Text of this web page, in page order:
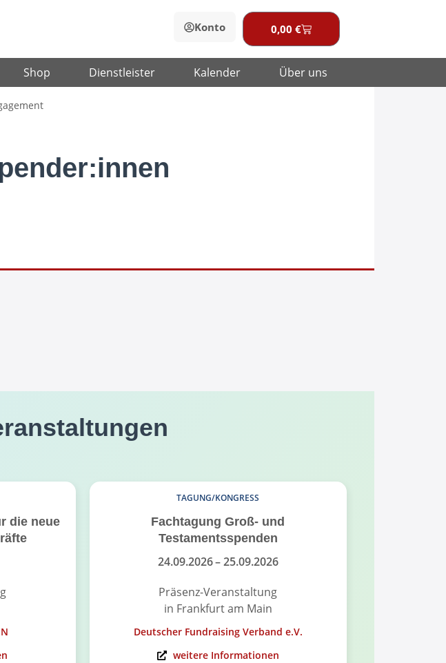
Konto 0,00 €Warenkorb
Shop Dienstleister Kalender Über uns
die neue
TAGUNG/KONGRESS
Fachtagung Groß- und
Testamentsspenden
24.09.2026– 25.09.2026
Präsenz-Veranstaltung
in Frankfurt am Main
Deutscher Fundraising Verband e.V.
weitere Informationen